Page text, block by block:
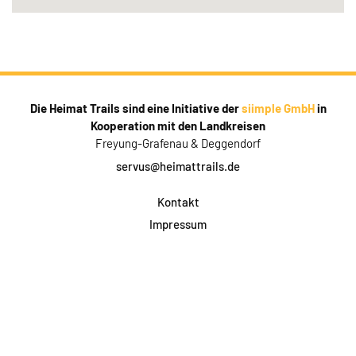
Die Heimat Trails sind eine Initiative dersiimple GmbHin
Kooperation mit den Landkreisen
Freyung-Grafenau & Deggendorf
servus@heimattrails.de
Kontakt
Impressum